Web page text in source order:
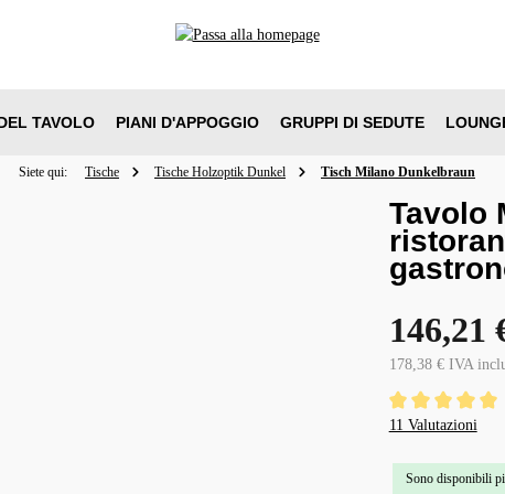
TAVOLO PIANI D'APPOGGIO GRUPPI DI SEDUTE
Siete qui: Tische Tische Holzoptik Dunkel Tisch Milano Dunkelbraun
Tavolo
146,21
178,38 € IVA
Valutazione media
11 Valutazioni
Sono disponibili